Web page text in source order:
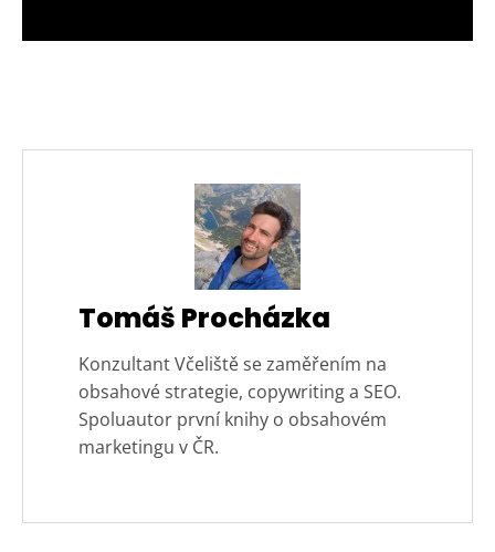
Tomáš Procházka
Konzultant Včeliště se zaměřením na
obsahové strategie, copywriting a SEO.
Spoluautor první knihy o obsahovém
marketingu v ČR.